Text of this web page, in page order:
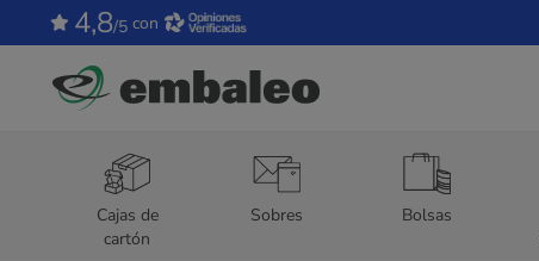
4,8/5 con
Cajas de
cartón
Sobres Bolsas